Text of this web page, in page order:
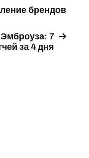
брендов
7
за 4 дня